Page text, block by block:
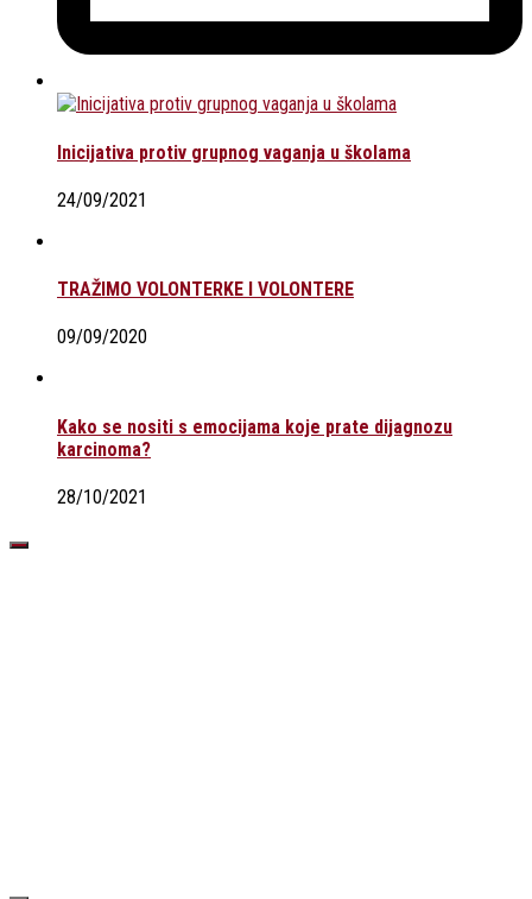
Inicijativa protiv grupnog vaganja u školama
24/09/2021
TRAŽIMO VOLONTERKE I VOLONTERE
09/09/2020
Kako se nositi s emocijama koje prate dijagnozu
karcinoma?
28/10/2021